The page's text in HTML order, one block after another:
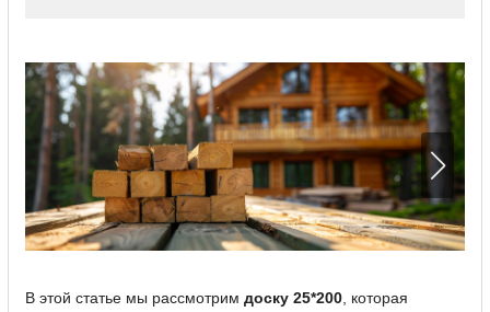
В этой статье мы рассмотрим доску 25*200, которая